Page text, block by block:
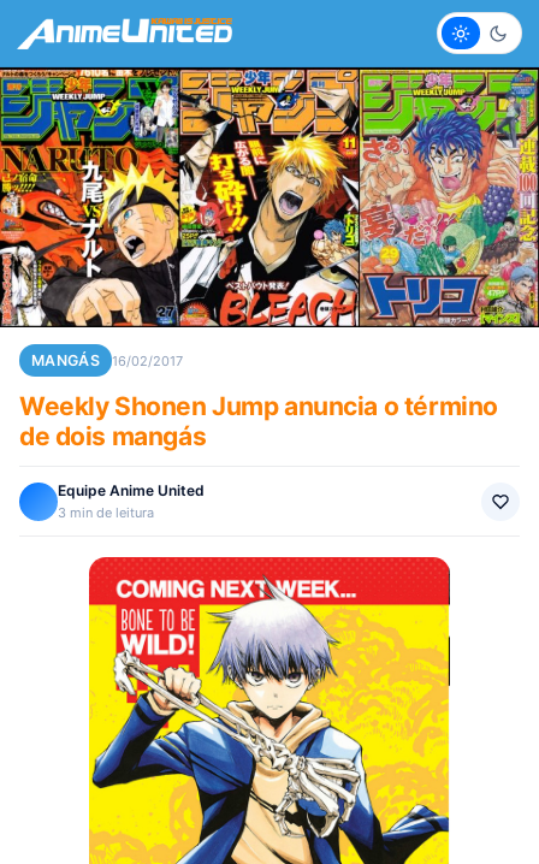
Claro
MANGÁS 16/02/2017
Weekly Shonen Jump anuncia o término
de dois mangás
Equipe Anime United
3 min de leitura